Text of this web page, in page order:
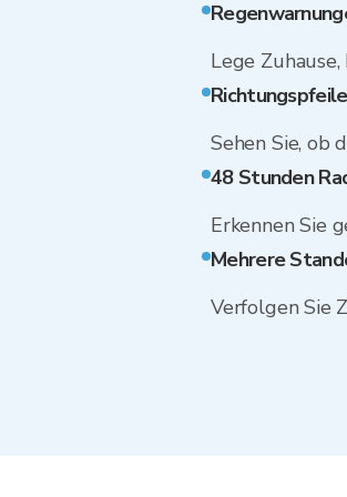
Lege
Sehen Sie, ob
48 Stunden
Erkennen Sie
Mehrere
Verfolgen Sie